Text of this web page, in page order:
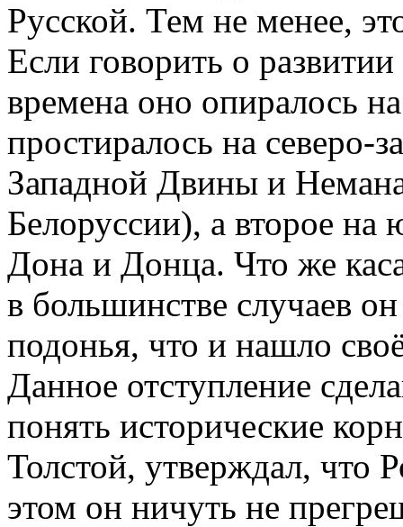
Русской. Тем не менее,
Если говорить о развитии
времена оно опиралось
простиралось на северо-
Западной Двины и
Белоруссии), а второе на
Дона и Донца. Что же
в большинстве случаев
подонья, что и нашло
Данное отступление
понять исторические
Толстой, утверждал, что
этом он ничуть не